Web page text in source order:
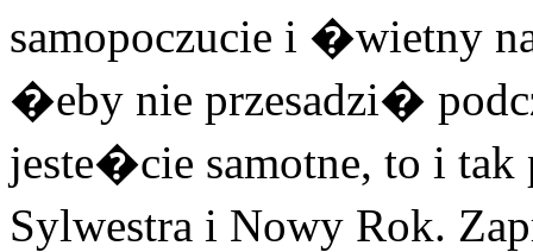
samopoczucie i �wietny
�eby nie przesadzi�
jeste�cie samotne, to i
Sylwestra i Nowy Rok.